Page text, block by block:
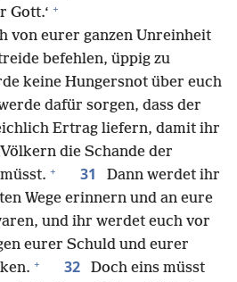
Gott.‘ +
von eurer ganzen Unreinheit
befehlen, üppig zu
keine Hungersnot über euch
dafür sorgen, dass der
Ertrag liefern, damit ihr
die Schande der
+ 31
Dann werdet ihr
Wege erinnern und an eure
und ihr werdet euch vor
eurer Schuld und eurer
+ 32
Doch eins müsst